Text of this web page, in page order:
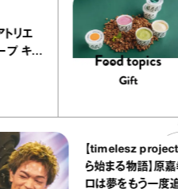
クアリー アトリエ
のミルクレープ キャ
【timelesz project ＃ここか
ら始まる物語】原嘉孝「タイプ
ロは夢をもう一度追わせてく